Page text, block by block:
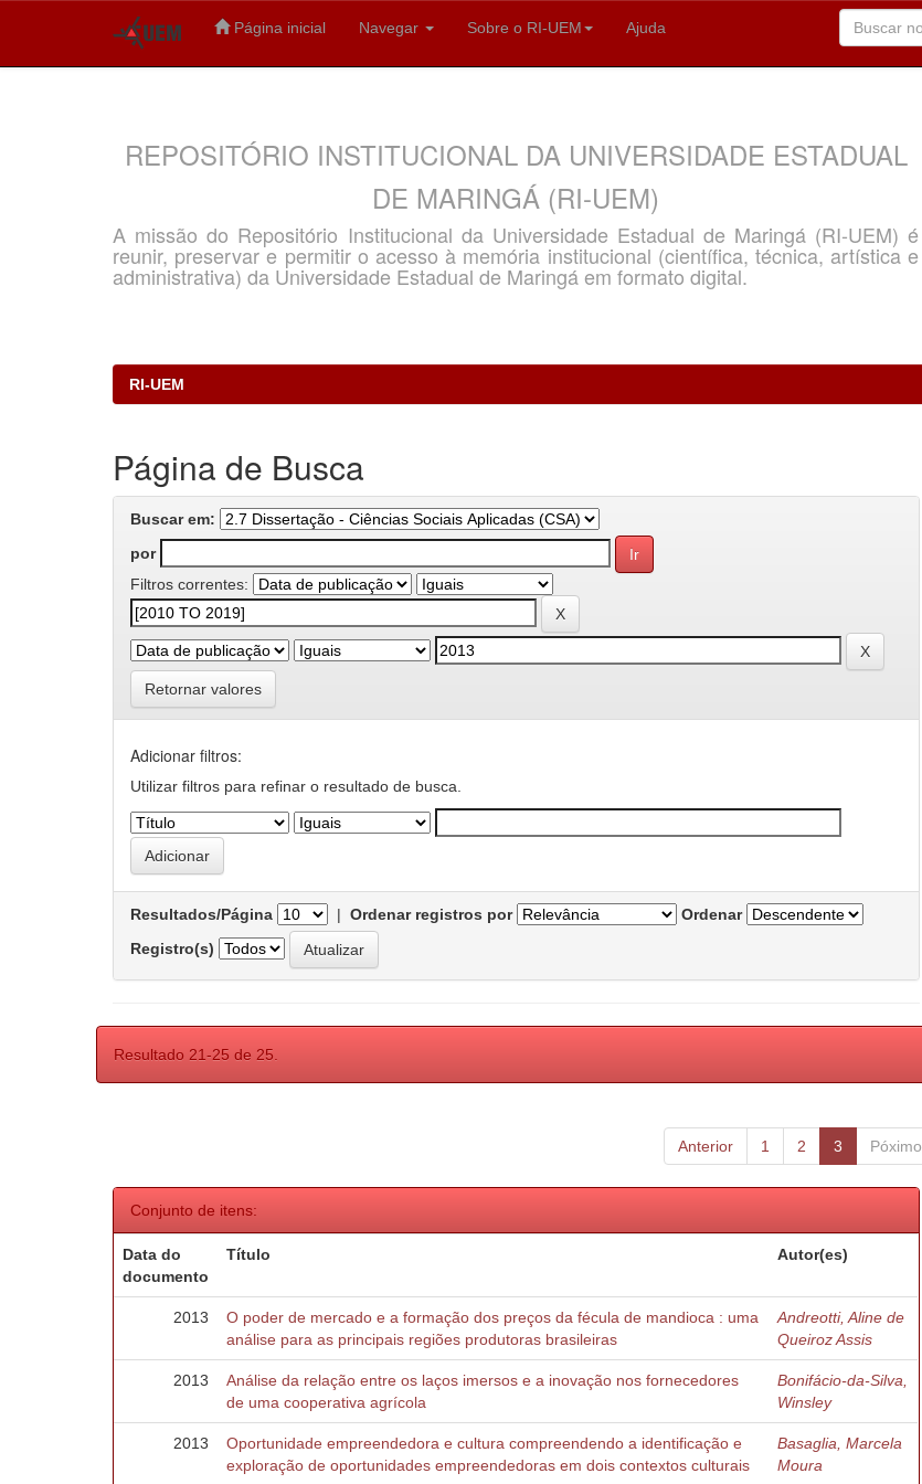
Página inicial Navegar Sobre o RI-UEM Ajuda
REPOSITÓRIO INSTITUCIONAL DA UNIVERSIDADE ESTADUAL
DE MARINGÁ (RI-UEM)
A missão do Repositório Institucional da Universidade Estadual de Maringá (RI-UEM) é
reunir, preservar e permitir o acesso à memória institucional (científica, técnica, artística e
administrativa) da Universidade Estadual de Maringá em formato digital.
RI-UEM
Página de Busca
Buscar em:
por
Filtros correntes:
Retornar valores
Adicionar filtros:
Utilizar filtros para refinar o resultado de busca.
Resultados/Página | Ordenar registros por
Ordenar
Registro(s)
Resultado 21-25 de 25.
Anterior 1 2 3 Póximo
Conjunto de itens:
Data do
documento
Título Autor(es)
2013
O poder de mercado e a formação dos preços da fécula de mandioca : uma
análise para as principais regiões produtoras brasileiras
Andreotti, Aline de
Queiroz Assis
2013
Análise da relação entre os laços imersos e a inovação nos fornecedores
de uma cooperativa agrícola
Bonifácio-da-Silva,
Winsley
2013
Oportunidade empreendedora e cultura compreendendo a identificação e
exploração de oportunidades empreendedoras em dois contextos culturais
Basaglia, Marcela
Moura